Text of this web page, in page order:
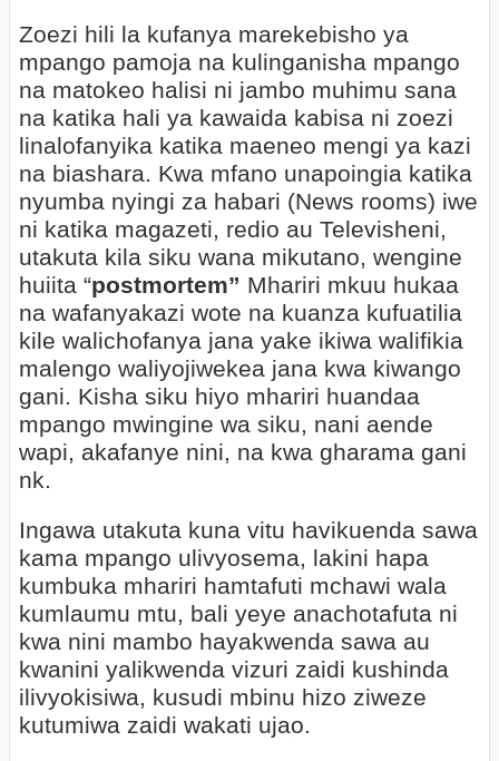
Zoezi hili la kufanya marekebisho ya
mpango pamoja na kulinganisha mpango
na matokeo halisi ni jambo muhimu sana
na katika hali ya kawaida kabisa ni zoezi
linalofanyika katika maeneo mengi ya kazi
na biashara. Kwa mfano unapoingia katika
nyumba nyingi za habari (News rooms) iwe
ni katika magazeti, redio au Televisheni,
utakuta kila siku wana mikutano, wengine
huiita “postmortem” Mhariri mkuu hukaa
na wafanyakazi wote na kuanza kufuatilia
kile walichofanya jana yake ikiwa walifikia
malengo waliyojiwekea jana kwa kiwango
gani. Kisha siku hiyo mhariri huandaa
mpango mwingine wa siku, nani aende
wapi, akafanye nini, na kwa gharama gani
nk.
Ingawa utakuta kuna vitu havikuenda sawa
kama mpango ulivyosema, lakini hapa
kumbuka mhariri hamtafuti mchawi wala
kumlaumu mtu, bali yeye anachotafuta ni
kwa nini mambo hayakwenda sawa au
kwanini yalikwenda vizuri zaidi kushinda
ilivyokisiwa, kusudi mbinu hizo ziweze
kutumiwa zaidi wakati ujao.